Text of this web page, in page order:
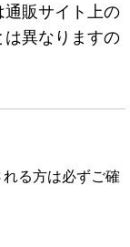
販サイト上の
異なりますの
る方は必ずご確